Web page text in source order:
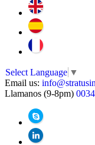
Select Language ▼
Email us:
Llamanos (9-8pm)